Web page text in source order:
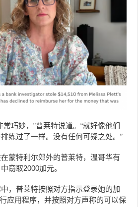
常巧妙，”普莱特说道。“就好像他们
练过了一样。没有任何可疑之处。”
蒙特利尔郊外的普莱特，温哥华有
窃取2000加元。
，普莱特按照对方指示登录她的加
应用程序，并按照对方声称的可以保